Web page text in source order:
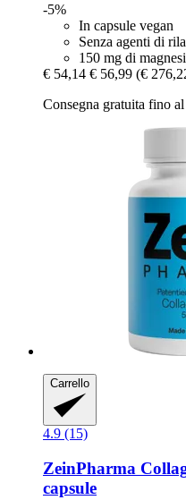
-5%
In capsule vegan
Senza agenti di
150 mg di
€ 54,14 € 56,99 (€
Consegna gratuita fino
Carrello
4.9 (15)
ZeinPharma
capsule